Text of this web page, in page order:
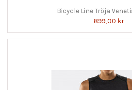
Bicycle Line Tröja
899,00 kr